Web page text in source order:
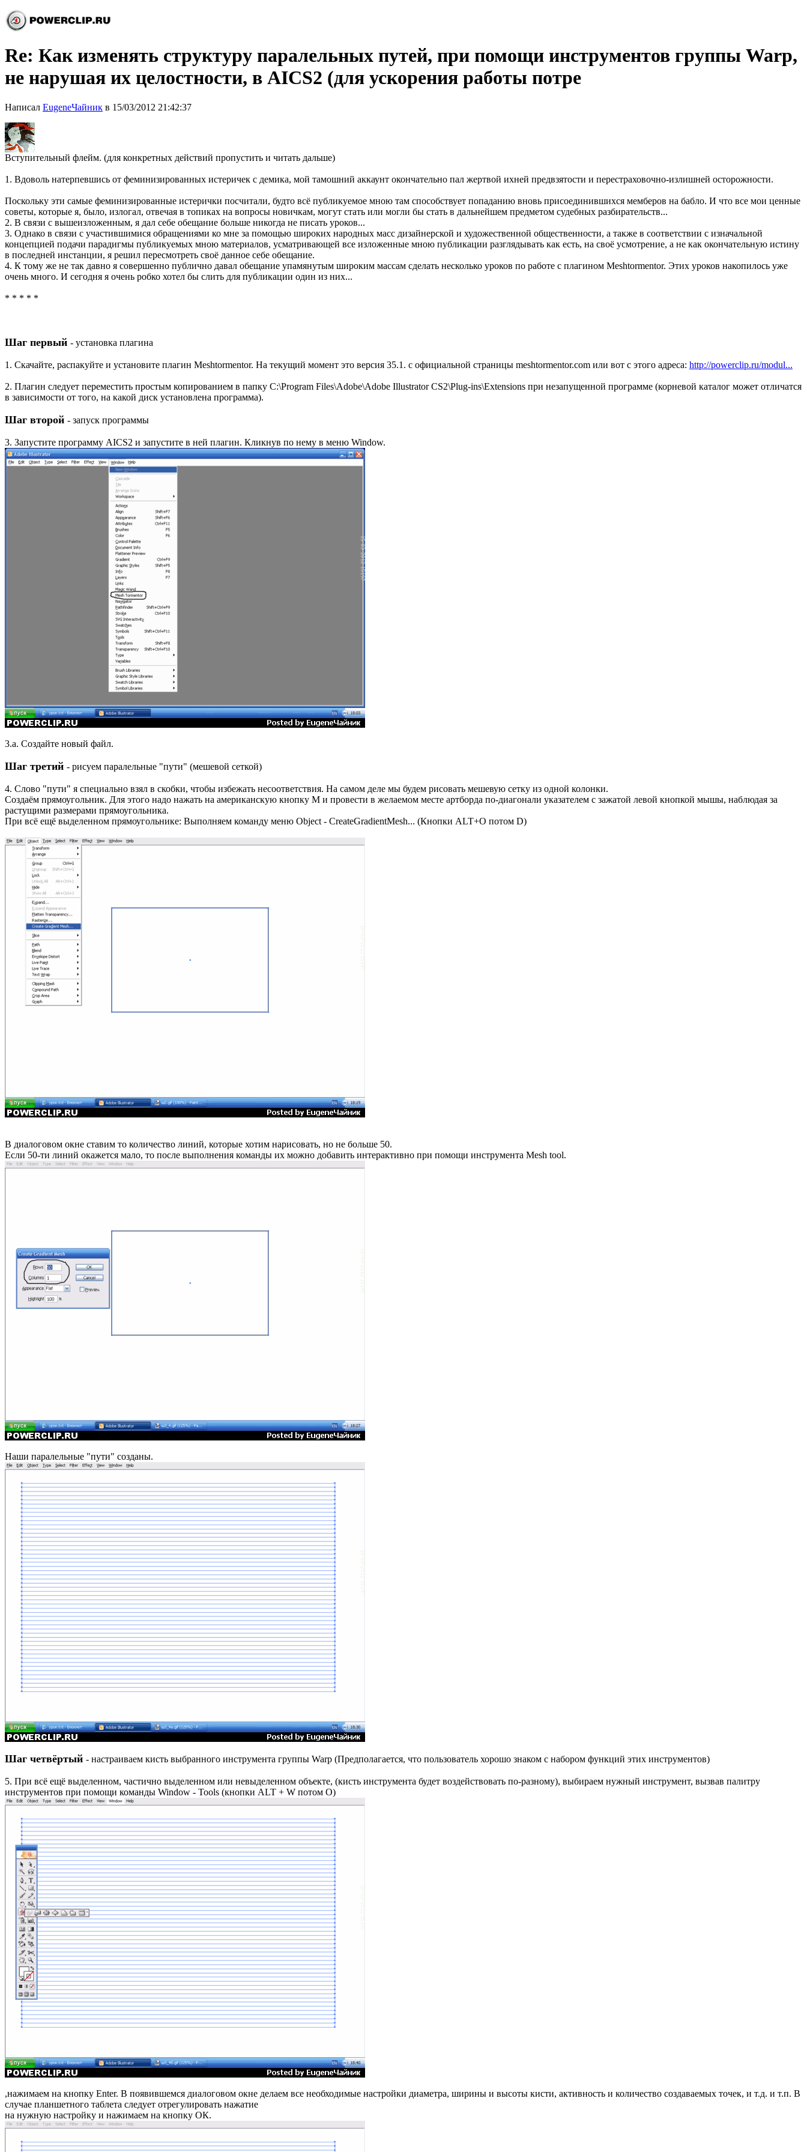
Re: Как изменять структуру паралельных путей, при помощи инструментов группы Warp,
не нарушая их целостности, в AICS2 (для ускорения работы потре
Написал EugeneЧайник в 15/03/2012 21:42:37
Вступительный флейм. (для конкретных действий пропустить и читать дальше)
1. Вдоволь натерпевшись от феминизированных истеричек с демика, мой тамошний аккаунт окончательно пал жертвой ихней предвзятости и перестраховочно-излишней осторожности.
Поскольку эти самые феминизированные истерички посчитали, будто всё публикуемое мною там способствует попаданию вновь присоединившихся мемберов на бабло. И что все мои ценные
советы, которые я, было, излогал, отвечая в топиках на вопросы новичкам, могут стать или могли бы стать в дальнейшем предметом судебных разбирательств...
2. В связи с вышеизложенным, я дал себе обещание больше никогда не писать уроков...
3. Однако в связи с участившимися обращениями ко мне за помощью широких народных масс дизайнерской и художественной общественности, а также в соответствии с изначальной
концепцией подачи парадигмы публикуемых мною материалов, усматривающей все изложенные мною публикации разглядывать как есть, на своё усмотрение, а не как окончательную истину
в последней инстанции, я решил пересмотреть своё данное себе обещание.
4. К тому же не так давно я совершенно публично давал обещание упамянутым широким массам сделать несколько уроков по работе с плагином Meshtormentor. Этих уроков накопилось уже
очень много. И сегодня я очень робко хотел бы слить для публикации один из них...
* * * * *
Шаг первый - установка плагина
1. Скачайте, распакуйте и установите плагин Meshtormentor. На текущий момент это версия 35.1. с официальной страницы meshtormentor.com или вот с этого адреса: http://powerclip.ru/modul...
2. Плагин следует переместить простым копированием в папку C:\Program Files\Adobe\Adobe Illustrator CS2\Plug-ins\Extensions при незапущенной программе (корневой каталог может отличатся
в зависимости от того, на какой диск установлена программа).
Шаг второй - запуск программы
3. Запустите программу AICS2 и запустите в ней плагин. Кликнув по нему в меню Window.
3.a. Создайте новый файл.
Шаг третий - рисуем паралельные "пути" (мешевой сеткой)
4. Слово "пути" я специально взял в скобки, чтобы избежать несоответствия. На самом деле мы будем рисовать мешевую сетку из одной колонки.
Создаём прямоугольник. Для этого надо нажать на американскую кнопку М и провести в желаемом месте артборда по-диагонали указателем с зажатой левой кнопкой мышы, наблюдая за
растущими размерами прямоугольника.
При всё ещё выделенном прямоугольнике: Выполняем команду меню Object - CreateGradientMesh... (Кнопки ALT+O потом D)
В диалоговом окне ставим то количество линий, которые хотим нарисовать, но не больше 50.
Если 50-ти линий окажется мало, то после выполнения команды их можно добавить интерактивно при помощи инструмента Mesh tool.
Наши паралельные "пути" созданы.
Шаг четвёртый - настраиваем кисть выбранного инструмента группы Warp (Предполагается, что пользователь хорошо знаком с набором функций этих инструментов)
5. При всё ещё выделенном, частично выделенном или невыделенном объекте, (кисть инструмента будет воздействовать по-разному), выбираем нужный инструмент, вызвав палитру
инструментов при помощи команды Window - Tools (кнопки ALT + W потом O)
,нажимаем на кнопку Enter. В появившемся диалоговом окне делаем все необходимые настройки диаметра, ширины и высоты кисти, активность и количество создаваемых точек, и т.д. и т.п. В
случае планшетного таблета следует отрегулировать нажатие
на нужную настройку и нажимаем на кнопку ОК.